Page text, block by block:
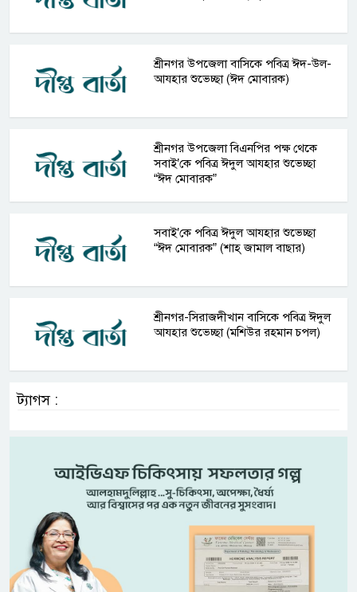
শ্রীনগর উপজেলা বাসিকে পবিত্র ঈদ-উল-
আযহার শুভেচ্ছা (ঈদ মোবারক)
শ্রীনগর উপজেলা বিএনপির পক্ষ থেকে
সবাই’কে পবিত্র ঈদুল আযহার শুভেচ্ছা
“ঈদ মোবারক”
সবাই’কে পবিত্র ঈদুল আযহার শুভেচ্ছা
“ঈদ মোবারক” (শাহ্ জামাল বাছার)
শ্রীনগর-সিরাজদীখান বাসিকে পবিত্র ঈদুল
আযহার শুভেচ্ছা (মশিউর রহমান চপল)
ট্যাগস :